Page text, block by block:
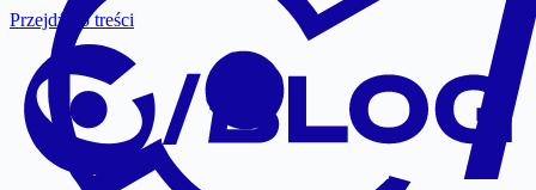
Przejdź do treści